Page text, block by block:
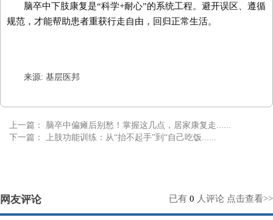
脑卒中下肢康复是“科学+耐心”的系统工程。避开误区、遵循
规范，才能帮助患者重获行走自由，回归正常生活。
来源: 基层医邦
上一篇：
脑卒中偏瘫后别愁！掌握这几点，居家康复走......
下一篇：
上肢功能训练：从“抬不起手”到“自己吃饭......
网友评论 已有 0 人评论 点击查看>>